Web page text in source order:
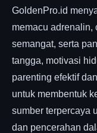
GoldenPro.id
memacu adrenalin,
semangat, serta
tangga, motivasi
parenting efektif
untuk membentuk
sumber terpercaya
dan pencerahan